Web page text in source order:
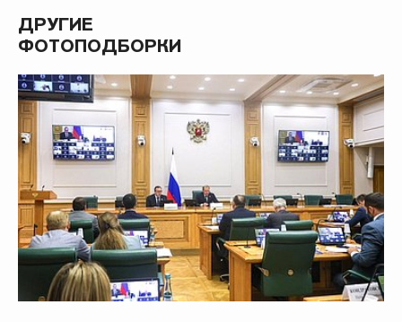
ДРУГИЕ
ФОТОПОДБОРКИ